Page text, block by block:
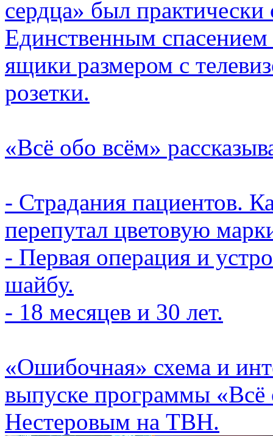
сердца» был
Единственным
ящики размером с
розетки.
«Всё обо всём»
- Страдания пациентов.
перепутал цветовую
- Первая операция и
шайбу.
- 18 месяцев и 30 лет.
«Ошибочная» схема и
выпуске программы «Всё
Нестеровым на ТВН.